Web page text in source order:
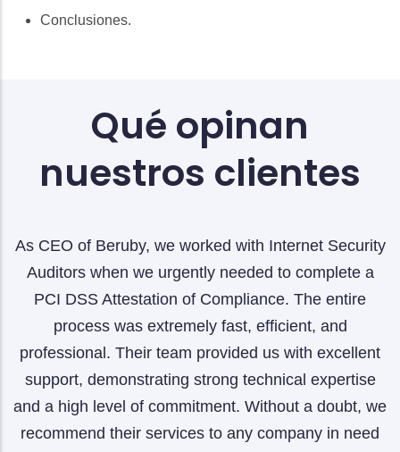
Conclusiones.
Qué opinan
nuestros clientes
we worked with Internet Security
we urgently needed to complete a
of Compliance. The entire
extremely fast, efficient, and
team provided us with excellent
strong technical expertise
of commitment. Without a doubt, we
services to any company in need
At Grupo
Internet
advanced
expertise, we
ability to
thorough
reinforced our
protection of